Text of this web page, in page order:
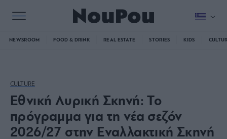
NEWSROOM FOOD & DRINK REAL ESTATE STORIES KIDS
CULTURE
Εθνική Λυρική Σκηνή: Το
πρόγραμμα για τη νέα σεζόν
2026/27 στην Εναλλακτική Σκηνή